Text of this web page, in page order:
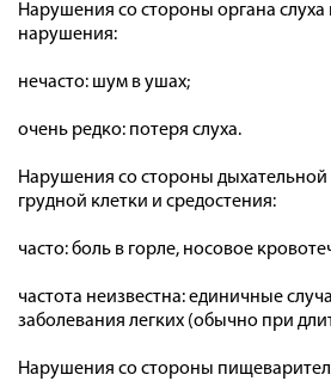
Нарушения со стороны органа
нарушения:
нечасто: шум в ушах;
очень редко: потеря слуха.
Нарушения со стороны дыхательной
грудной клетки и средостения:
часто: боль в горле, носовое
частота неизвестна: единичные
заболевания легких (обычно при
Нарушения со стороны